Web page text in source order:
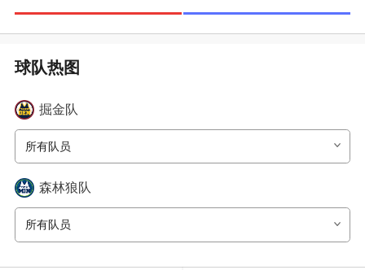
掘金队
所有队员
森林狼队
所有队员
球队热图